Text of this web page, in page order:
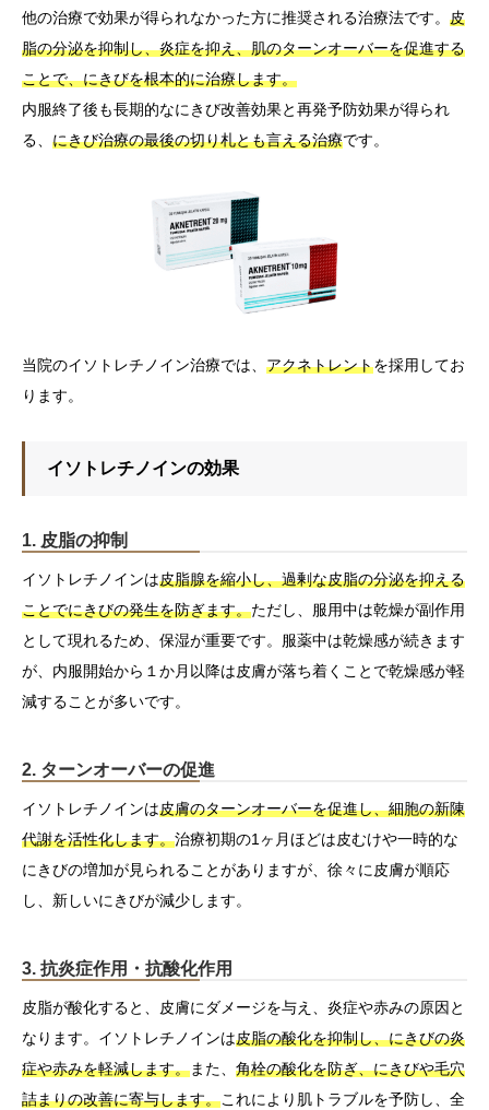
他の治療で効果が得られなかった方に推奨される治療法です。 皮
脂の分泌を抑制し、炎症を抑え、肌のターンオーバーを促進する
ことで、にきびを根本的に治療します。
内服終了後も長期的なにきび改善効果と再発予防効果が得られ
る、 にきび治療の最後の切り札とも言える治療です。
当院のイソトレチノイン治療では、 アクネトレントを採用してお
ります。
イソトレチノインの効果
1. 皮脂の抑制
イソトレチノインは皮脂腺を縮小し、過剰な皮脂の分泌を抑える
ことでにきびの発生を防ぎます。ただし、服用中は乾燥が副作用
として現れるため、保湿が重要です。服薬中は乾燥感が続きます
が、内服開始から１か月以降は皮膚が落ち着くことで乾燥感が軽
減することが多いです。
2. ターンオーバーの促進
イソトレチノインは皮膚のターンオーバーを促進し、細胞の新陳
代謝を活性化します。治療初期の1ヶ月ほどは皮むけや一時的な
にきびの増加が見られることがありますが、徐々に皮膚が順応
し、新しいにきびが減少します。
3. 抗炎症作用・抗酸化作用
皮脂が酸化すると、皮膚にダメージを与え、炎症や赤みの原因と
なります。イソトレチノインは皮脂の酸化を抑制し、にきびの炎
症や赤みを軽減します。また、 角栓の酸化を防ぎ、にきびや毛穴
詰まりの改善に寄与します。これにより肌トラブルを予防し、全